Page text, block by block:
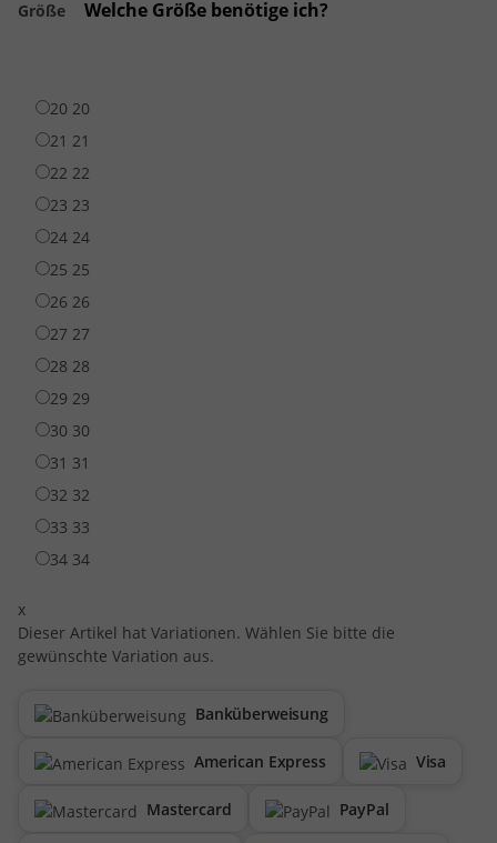
Größe
Welche Größe benötige ich?
20 20
21 21
22 22
23 23
24 24
25 25
26 26
27 27
28 28
29 29
30 30
31 31
32 32
33 33
34 34
x
Dieser Artikel hat Variationen. Wählen Sie bitte die
gewünschte Variation aus.
Banküberweisung
American Express Visa
Mastercard PayPal